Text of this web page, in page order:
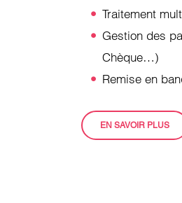
Traitement
Gestion des
Chèque…)
Remise en
EN SAVOIR PLUS